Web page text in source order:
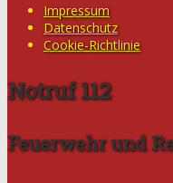
Impressum
Datenschutz
Cookie-Richtlinie
Notruf 112
Feuerwehr und